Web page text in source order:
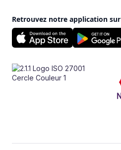
Retrouvez notre application sur